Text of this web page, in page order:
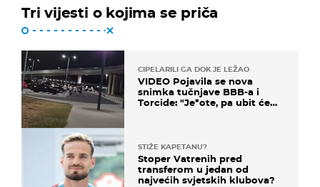
Tri vijesti o kojima se priča
CIPELARILI GA DOK JE LEŽAO
VIDEO Pojavila se nova
snimka tučnjave BBB-a i
Torcide: "Je*ote, pa ubit će
STIŽE KAPETANU?
Stoper Vatrenih pred
transferom u jedan od
najvećih svjetskih klubova?